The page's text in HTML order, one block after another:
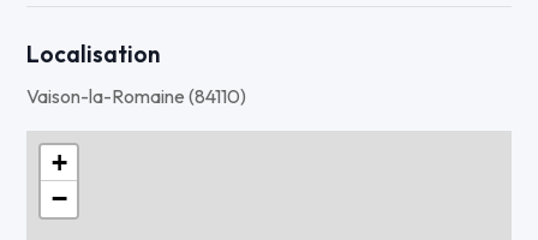
Prochaine révision dans 4652 km ou mai 2026 (visible au
tableau de bord)
Localisation
Vaison-la-Romaine (84110)
+
−